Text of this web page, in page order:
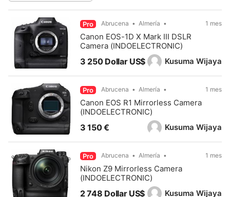
Kusuma Wijaya
Pro Abrucena Almería 1 mes
Canon EOS-1D X Mark III DSLR
Camera (INDOELECTRONIC)
3 250 Dollar US$
Kusuma Wijaya
Pro Abrucena Almería 1 mes
Canon EOS R1 Mirrorless Camera
(INDOELECTRONIC)
3 150 €
Kusuma Wijaya
Pro Abrucena Almería 1 mes
Nikon Z9 Mirrorless Camera
(INDOELECTRONIC)
2 748 Dollar US$